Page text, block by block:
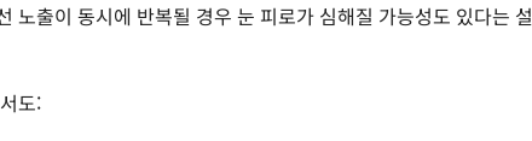
노출이 동시에 반복될 경우 눈 피로가 심해질 가능성도 있다는 설
도: